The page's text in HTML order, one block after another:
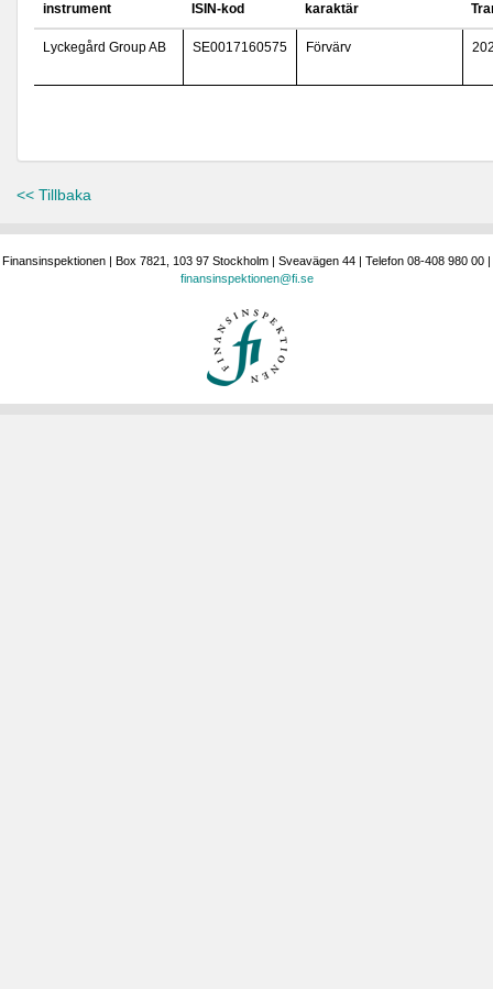
instrument
ISIN-kod
karaktär
Lyckegård Group AB SE0017160575 Förvärv
<< Tillbaka
Finansinspektionen | Box 7821, 103 97 Stockholm | Sveavägen 44 | Telefon 08-408 980 00 |
finansinspektionen@fi.se